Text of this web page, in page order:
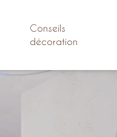
Conseils
décoration